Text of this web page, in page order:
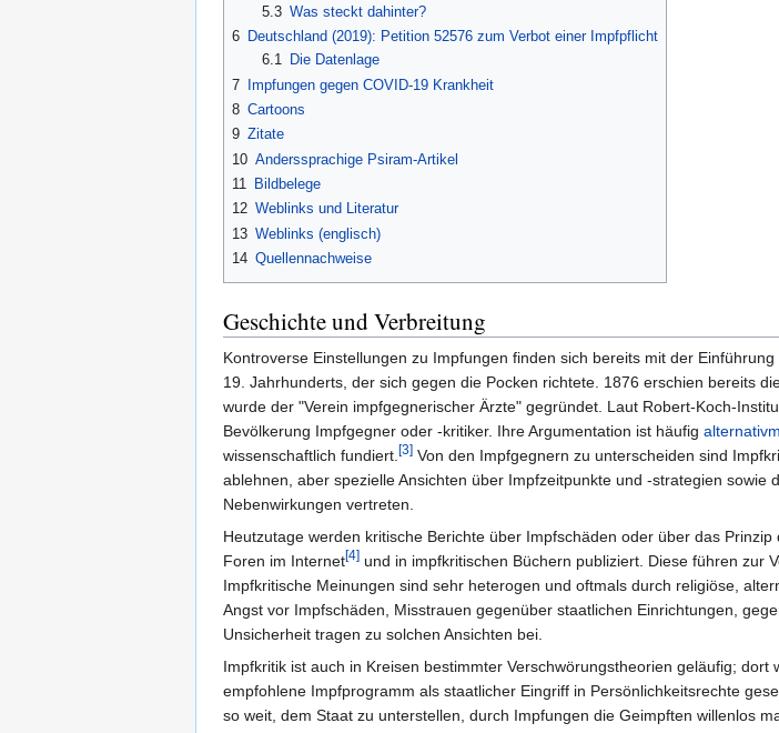
5.3 Was steckt dahinter?
6 Deutschland (2019): Petition 52576 zum Verbot einer Impfpflicht
6.1
Die Datenlage
7 Impfungen gegen COVID-19 Krankheit
8 Cartoons
9 Zitate
10 Anderssprachige Psiram-Artikel
11 Bildbelege
12 Weblinks und Literatur
13 Weblinks (englisch)
14 Quellennachweise
Geschichte und Verbreitung
Kontroverse Einstellungen zu Impfungen finden sich bereits mit der
19. Jahrhunderts, der sich gegen die Pocken richtete. 1876 erschien bereits
wurde der "Verein impfgegnerischer Ärzte" gegründet. Laut Robert-Koch-
Bevölkerung Impfgegner oder -kritiker. Ihre Argumentation ist häufig
wissenschaftlich fundiert.[3] Von den Impfgegnern zu unterscheiden sind
ablehnen, aber spezielle Ansichten über Impfzeitpunkte und -strategien sowie
Nebenwirkungen vertreten.
Heutzutage werden kritische Berichte über Impfschäden oder über das
Foren im Internet[4] und in impfkritischen Büchern publiziert. Diese führen zur
Impfkritische Meinungen sind sehr heterogen und oftmals durch religiöse,
Angst vor Impfschäden, Misstrauen gegenüber staatlichen Einrichtungen,
Unsicherheit tragen zu solchen Ansichten bei.
Impfkritik ist auch in Kreisen bestimmter Verschwörungstheorien geläufig;
empfohlene Impfprogramm als staatlicher Eingriff in Persönlichkeitsrechte
so weit, dem Staat zu unterstellen, durch Impfungen die Geimpften willenlos